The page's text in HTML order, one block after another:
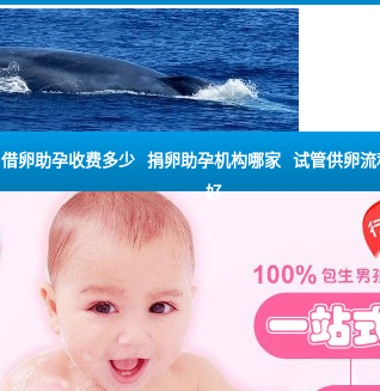
借卵助孕收费多少
捐卵助孕机构哪家
好
试管供卵